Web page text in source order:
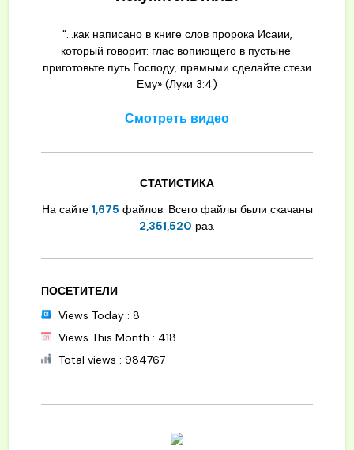
"...как написано в книге слов пророка Исаии,
который говорит: глас вопиющего в пустыне:
приготовьте путь Господу, прямыми сделайте стези
Ему» (Луки 3:4)
Смотреть видео
СТАТИСТИКА
На сайте 1,675 файлов. Всего файлы были скачаны
2,351,520 раз.
ПОСЕТИТЕЛИ
Views Today : 8
Views This Month : 418
Total views : 984767